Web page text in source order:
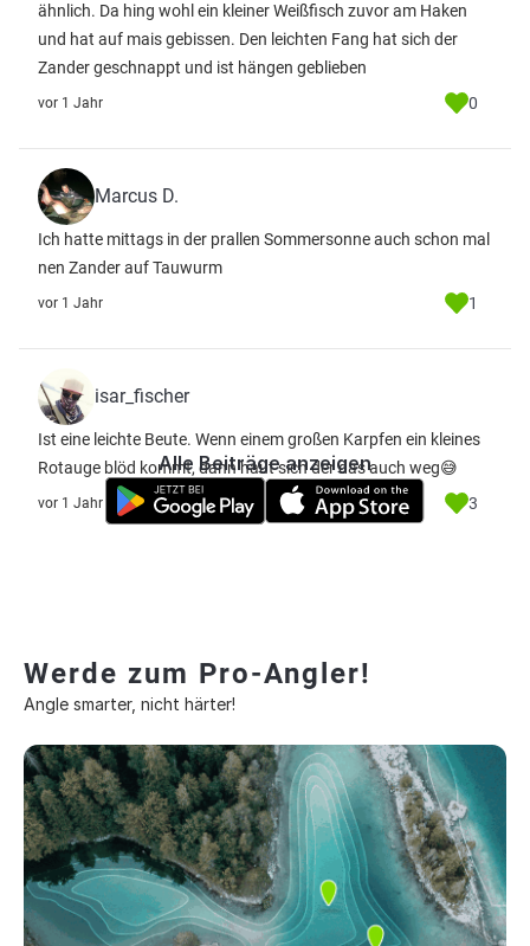
ähnlich. Da hing wohl ein kleiner Weißfisch zuvor am Haken
und hat auf mais gebissen. Den leichten Fang hat sich der
Zander geschnappt und ist hängen geblieben
vor 1 Jahr 0
Marcus D.
Ich hatte mittags in der prallen Sommersonne auch schon mal
nen Zander auf Tauwurm
vor 1 Jahr 1
isar_fischer
Ist eine leichte Beute. Wenn einem großen Karpfen ein kleines
Rotauge blöd kommt, dann haut sich der das auch weg😅
vor 1 Jahr 3
Alle Beiträge anzeigen
Werde zum Pro-Angler!
Angle smarter, nicht härter!